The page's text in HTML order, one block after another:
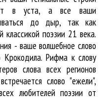
в уста, а все ваши
до дыр, так как
классикой поэзии 21 века.
- ваше волшебное слово
Рифма к слову
слова всех регионов
слово "ежели",
любителей поэзии от